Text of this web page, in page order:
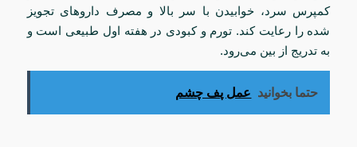
کمپرس سرد، خوابیدن با سر بالا و مصرف داروهای تجویز
شده را رعایت کند. تورم و کبودی در هفته اول طبیعی است و
به تدریج از بین می‌رود.
حتما بخوانید عمل پف چشم